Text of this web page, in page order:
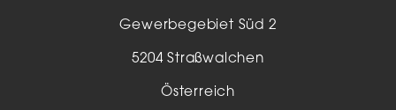
Gewerbegebiet Süd 2
5204 Straßwalchen
Österreich